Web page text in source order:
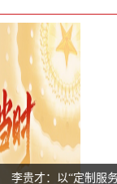
李贵才：以“定制服